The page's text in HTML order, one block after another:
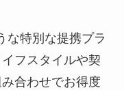
な特別な提携プラ
フスタイルや契
合わせでお得度